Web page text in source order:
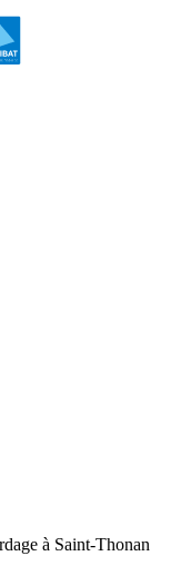
à Saint-Thonan